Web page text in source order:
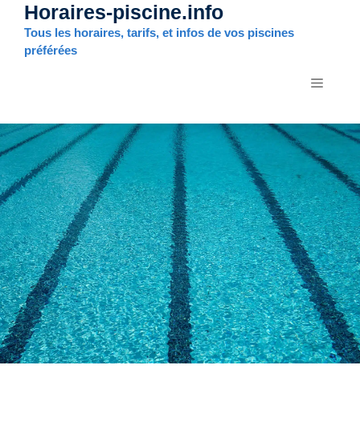
Aller
contenu
Horaires-piscine.info
Tous les horaires, tarifs, et infos de vos piscines
préférées
MENU